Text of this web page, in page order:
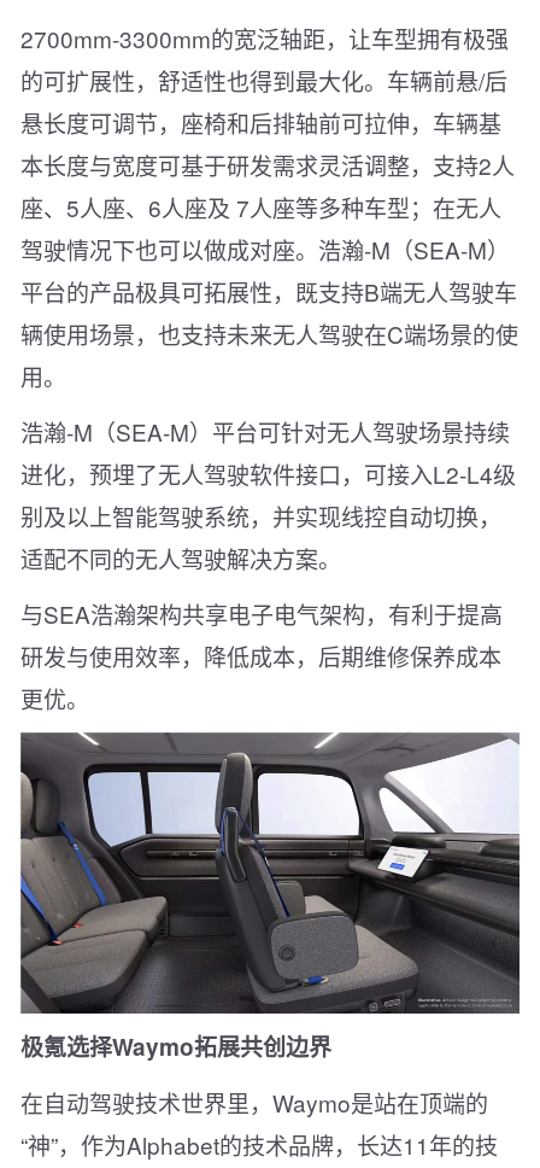
2700mm-3300mm的宽泛轴距，让车型拥有极强
的可扩展性，舒适性也得到最大化。车辆前悬/后
悬长度可调节，座椅和后排轴前可拉伸，车辆基
本长度与宽度可基于研发需求灵活调整，支持2人
座、5人座、6人座及 7人座等多种车型；在无人
驾驶情况下也可以做成对座。浩瀚-M（SEA-M）
平台的产品极具可拓展性，既支持B端无人驾驶车
辆使用场景，也支持未来无人驾驶在C端场景的使
用。
浩瀚-M（SEA-M）平台可针对无人驾驶场景持续
进化，预埋了无人驾驶软件接口，可接入L2-L4级
别及以上智能驾驶系统，并实现线控自动切换，
适配不同的无人驾驶解决方案。
与SEA浩瀚架构共享电子电气架构，有利于提高
研发与使用效率，降低成本，后期维修保养成本
更优。
极氪选择Waymo拓展共创边界
在自动驾驶技术世界里，Waymo是站在顶端的
“神”，作为Alphabet的技术品牌，长达11年的技